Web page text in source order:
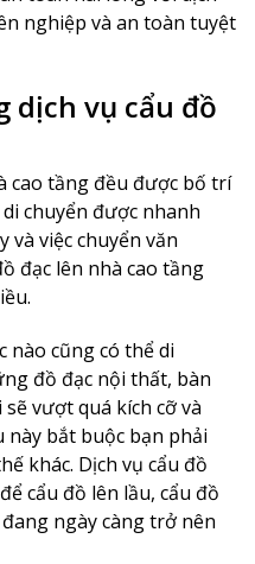
nghiệp và an toàn tuyệt
dịch vụ cẩu đồ
cao tầng đều được bố trí
chuyển được nhanh
và việc chuyển văn
đạc lên nhà cao tầng
nào cũng có thể di
đồ đạc nội thất, bàn
vượt quá kích cỡ và
bắt buộc bạn phải
khác. Dịch vụ cẩu đồ
cẩu đồ lên lầu, cẩu đồ
ngày càng trở nên